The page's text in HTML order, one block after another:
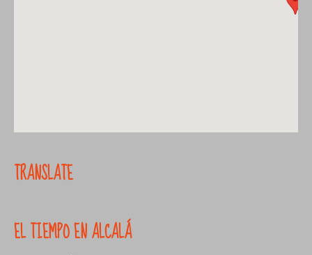
TRANSLATE
EL TIEMPO EN ALCALÁ